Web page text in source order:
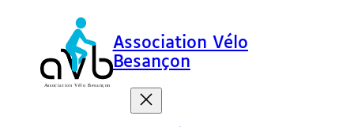
Association Vélo
Besançon